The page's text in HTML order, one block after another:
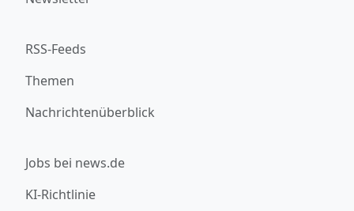
RSS-Feeds
Themen
Nachrichtenüberblick
Jobs bei news.de
KI-Richtlinie